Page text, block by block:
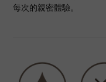
每次的親密體驗。